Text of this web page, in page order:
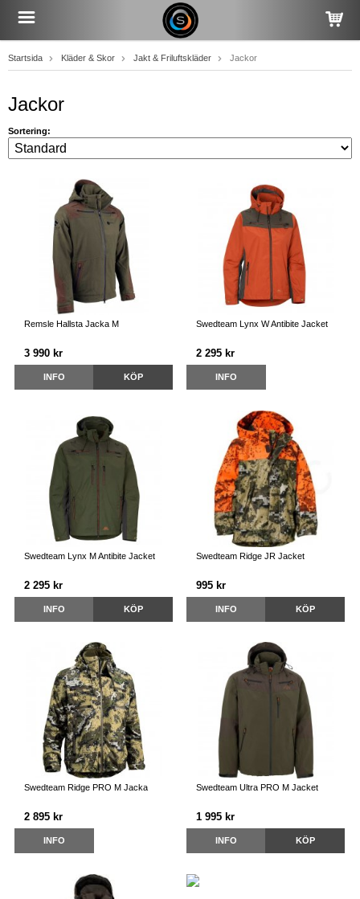
Startsida Kläder & Skor Jakt & Friluftskläder Jackor
Jackor
Sortering:
Remsle Hallsta Jacka M
3 990 kr
INFO KÖP
Swedteam Lynx W Antibite Jacket
2 295 kr
INFO
Swedteam Lynx M Antibite Jacket
2 295 kr
INFO KÖP
Swedteam Ridge JR Jacket
995 kr
INFO KÖP
Swedteam Ridge PRO M Jacka
2 895 kr
INFO
Swedteam Ultra PRO M Jacket
1 995 kr
INFO KÖP